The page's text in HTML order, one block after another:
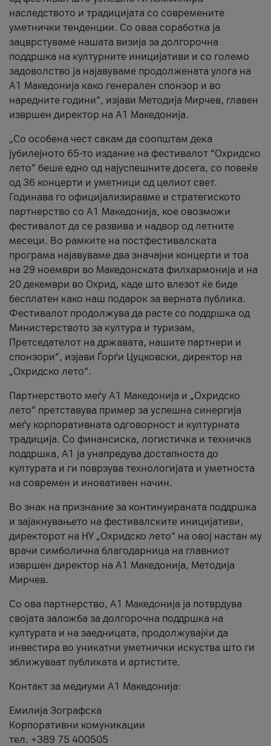
наследството и традицијата со современите
уметнички тенденции. Со оваа соработка ја
зацврстуваме нашата визија за долгорочна
поддршка на културните иницијативи и со големо
задоволство ја најавуваме продолжената улога на
A1 Македонија како генерален спонзор и во
наредните години“, изјави Методија Мирчев, главен
извршен директор на A1 Македонија.
„Со особена чест сакам да соопштам дека
јубилејното 65-то издание на фестивалот “Охридско
лето” беше едно од најуспешните досега, со повеќе
од 36 концерти и уметници од целиот свет.
Годинава го официјализиравме и стратегиското
партнерство со А1 Македонија, кое овозможи
фестивалот да се развива и надвор од летните
месеци. Во рамките на постфестивалската
програма најавуваме два значајни концерти и тоа
на 29 ноември во Македонската филхармонија и на
20 декември во Охрид, каде што влезот ќе биде
бесплатен како наш подарок за верната публика.
Фестивалот продолжува да расте со поддршка од
Министерството за култура и туризам,
Претседателот на државата, нашите партнери и
спонзори“, изјави Ѓорѓи Цуцковски, директор на
„Охридско лето“.
Партнерството меѓу A1 Македонија и „Охридско
лето“ претставува пример за успешна синергија
меѓу корпоративната одговорност и културната
традиција. Со финансиска, логистичка и техничка
поддршка, A1 ја унапредува достапноста до
културата и ги поврзува технологијата и уметноста
на современ и иновативен начин.
Во знак на признание за континуираната поддршка
и зајакнувањето на фестивалските иницијативи,
директорот на НУ „Охридско лето“ на овој настан му
врачи симболична благодарница на главниот
извршен директор на A1 Македонија, Методија
Мирчев.
Со ова партнерство, A1 Македонија ја потврдува
својата заложба за долгорочна поддршка на
културата и на заедницата, продолжувајќи да
инвестира во уникатни уметнички искуства што ги
зближуваат публиката и артистите.
Контакт за медиуми А1 Македонија:
Емилија Зографска
Корпоративни комуникации
тел. +389 75 400505